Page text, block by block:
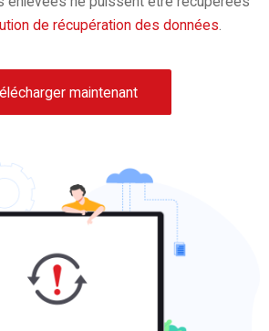
de récupération des données.
maintenant